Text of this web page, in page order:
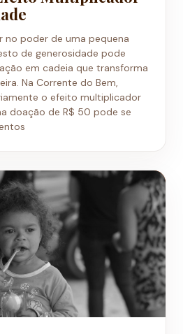
no poder de uma pequena
de generosidade pode
em cadeia que transforma
Na Corrente do Bem,
o efeito multiplicador
doação de R$ 50 pode se